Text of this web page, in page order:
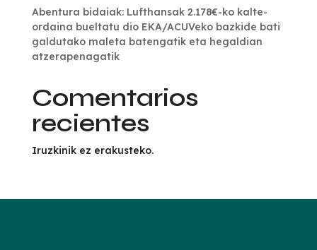
Abentura bidaiak: Lufthansak 2.178€-ko kalte-
ordaina bueltatu dio EKA/ACUVeko bazkide bati
galdutako maleta batengatik eta hegaldian
atzerapenagatik
Comentarios
recientes
Iruzkinik ez erakusteko.